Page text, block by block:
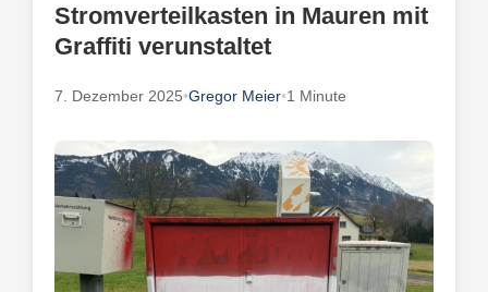
Stromverteilkasten in Mauren mit
Graffiti verunstaltet
7. Dezember 2025•Gregor Meier•1 Minute